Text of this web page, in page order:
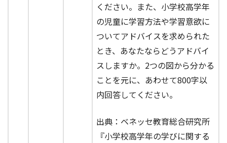
ください。また、小学校高学年
の児童に学習方法や学習意欲に
ついてアドバイスを求められた
とき、あなたならどうアドバイ
スしますか。2つの図から分かる
ことを元に、あわせて800字以
内回答してください。
出典：ベネッセ教育総合研究所
『小学校高学年の学びに関する